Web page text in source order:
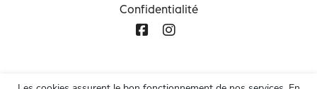
Confidentialité